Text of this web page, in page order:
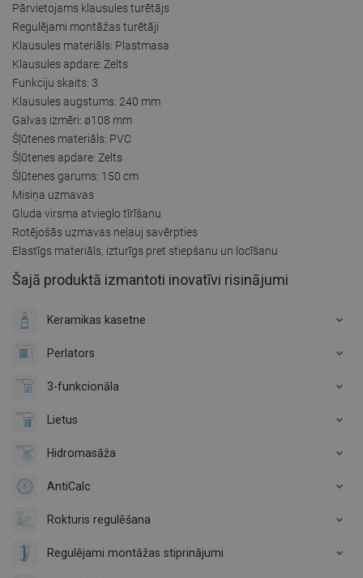
Pārvietojams klausules turētājs
Regulējami montāžas turētāji
Klausules materiāls: Plastmasa
Klausules apdare: Zelts
Funkciju skaits: 3
Klausules augstums: 240 mm
Galvas izmēri: ø108 mm
Šļūtenes materiāls: PVC
Šļūtenes apdare: Zelts
Šļūtenes garums: 150 cm
Misiņa uzmavas
Gluda virsma atvieglo tīrīšanu
Rotējošās uzmavas neļauj savērpties
Elastīgs materiāls, izturīgs pret stiepšanu un locīšanu
Šajā produktā izmantoti inovatīvi risinājumi
Keramikas kasetne
Perlators
3-funkcionāla
Lietus
Hidromasāža
AntiCalc
Rokturis regulēšana
Regulējami montāžas stiprinājumi